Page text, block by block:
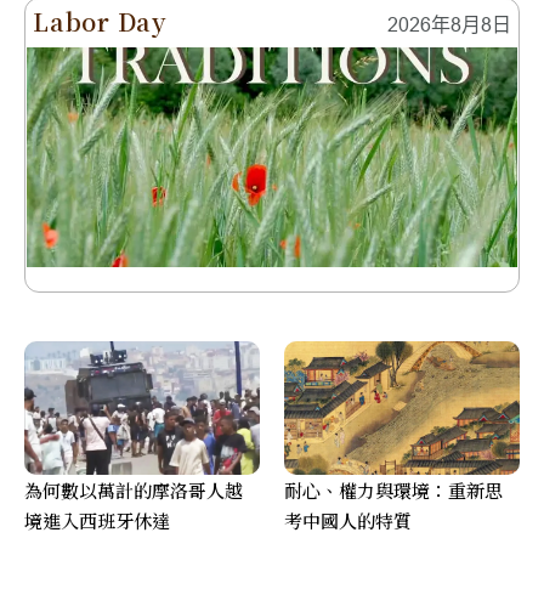
Labor Day 2026年8月8日
為何數以萬計的摩洛哥人越
境進入西班牙休達
耐心、權力與環境：重新思
考中國人的特質